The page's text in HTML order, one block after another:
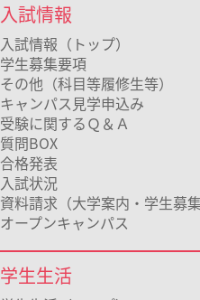
入試情報
入試情報（トップ）
学生募集要項
その他（科目等履修生等）
キャンパス見学申込み
受験に関するＱ＆Ａ
質問BOX
合格発表
入試状況
資料請求（大学案内・学生募
オープンキャンパス
学生生活